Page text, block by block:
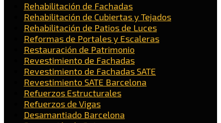
Rehabilitación de Fachadas
Rehabilitación de Cubiertas y Tejados
Rehabilitación de Patios de Luces
Reformas de Portales y Escaleras
Restauración de Patrimonio
Revestimiento de Fachadas
Revestimiento de Fachadas SATE
Revestimiento SATE Barcelona
Refuerzos Estructurales
Refuerzos de Vigas
Desamantiado Barcelona